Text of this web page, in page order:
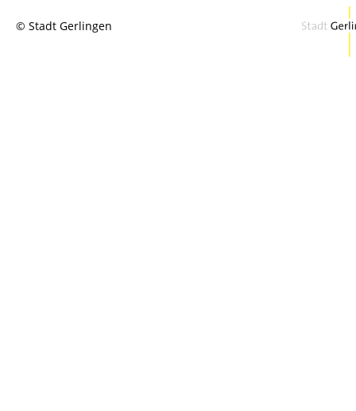
© Stadt Gerlingen